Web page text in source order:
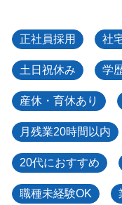
正社員採用 社
土日祝休み 学
産休・育休あり
月残業20時間以内
20代におすすめ
職種未経験OK